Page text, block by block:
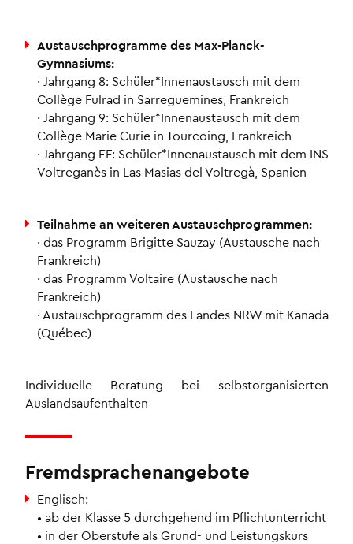
Austauschprogramme des Max-Planck-
Gymnasiums:
· Jahrgang 8: Schüler*Innenaustausch mit dem
Collège Fulrad in Sarreguemines, Frankreich
· Jahrgang 9: Schüler*Innenaustausch mit dem
Collège Marie Curie in Tourcoing, Frankreich
· Jahrgang EF: Schüler*Innenaustausch mit dem INS
Voltreganès in Las Masias del Voltregà, Spanien
Teilnahme an weiteren Austauschprogrammen:
· das Programm Brigitte Sauzay (Austausche nach
Frankreich)
· das Programm Voltaire (Austausche nach
Frankreich)
· Austauschprogramm des Landes NRW mit Kanada
(Québec)
Individuelle Beratung bei selbstorganisierten
Auslandsaufenthalten
Fremdsprachenangebote
Englisch:
• ab der Klasse 5 durchgehend im Pflichtunterricht
• in der Oberstufe als Grund- und Leistungskurs